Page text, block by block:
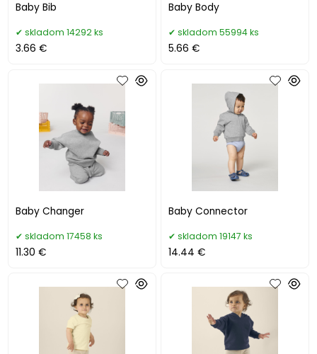
Baby Bib
skladom 14292 ks
3.66 €
Baby Body
skladom 55994 ks
5.66 €
Baby Changer
skladom 17458 ks
11.30 €
Baby Connector
skladom 19147 ks
14.44 €